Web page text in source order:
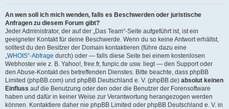
An wen soll ich mich wenden, falls es Beschwerden oder juristische
Anfragen zu diesem Forum gibt?
Jeder Administrator, der auf der „Das Team“-Seite aufgeführt ist, ist ein
geeigneter Kontakt für deine Beschwerde. Wenn du so keine Antwort erhältst,
solltest du den Besitzer der Domain kontaktieren (führe dazu eine
„WHOIS“-Abfrage durch) oder — falls diese Seite bei einem kostenlosen
Webhoster wie z. B. Yahoo!, free.fr, funpic.de usw. liegt — den Support oder
den Abuse-Kontakt des betreffenden Dienstes. Bitte beachte, dass phpBB
Limited (phpBB.com) und phpBB Deutschland e. V. (phpBB.de) absolut keinen
Einfluss auf die Benutzung oder den oder die Benutzer der Forensoftware
haben und dafür in keiner Weise zur Verantwortung herangezogen werden
können. Kontaktiere daher nie phpBB Limited oder phpBB Deutschland e. V. in